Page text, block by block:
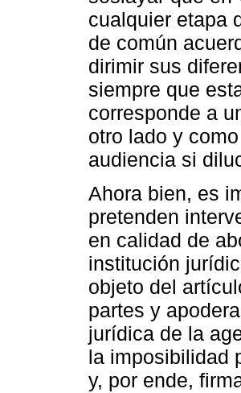
cualquier etapa
de común
dirimir sus
siempre que
corresponde a
otro lado y
audiencia si
Ahora bien, es
pretenden
en calidad de
institución
objeto del
partes y
jurídica de la
la imposibilidad
y, por ende,